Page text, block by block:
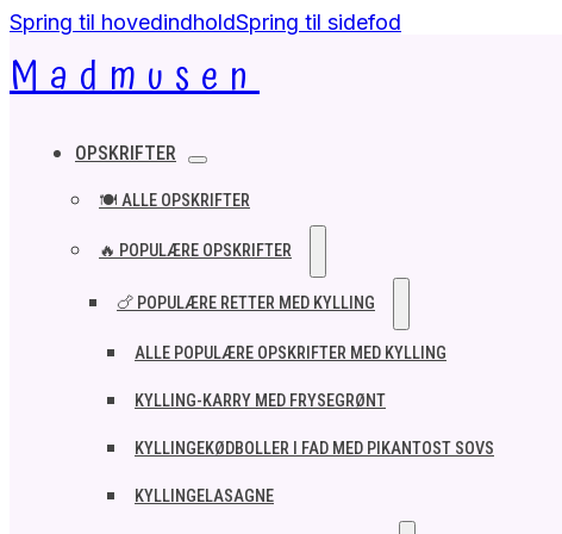
Spring til hovedindholdSpring til sidefod
Madmusen
OPSKRIFTER
🍽️ ALLE OPSKRIFTER
🔥 POPULÆRE OPSKRIFTER
🍗 POPULÆRE RETTER MED KYLLING
ALLE POPULÆRE OPSKRIFTER MED KYLLING
KYLLING-KARRY MED FRYSEGRØNT
KYLLINGEKØDBOLLER I FAD MED PIKANTOST SOVS
KYLLINGELASAGNE